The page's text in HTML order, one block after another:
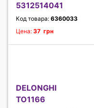
5312514041
Код товара: 6360033
Цена: 37 грн
DELONGHI
TO1166